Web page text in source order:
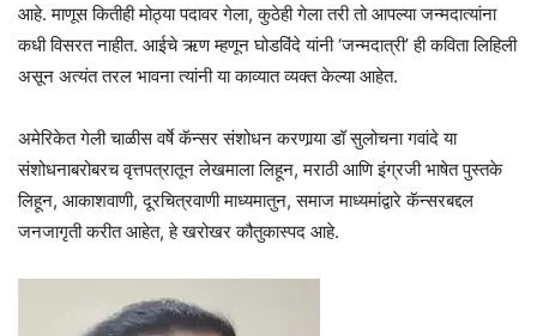
आहे. माणूस कितीही मोठ्या पदावर गेला, कुठेही गेला तरी तो आपल्या जन्मदात्यांना
कधी विसरत नाहीत. आईचे ऋण म्हणून घोडविंदे यांनी ‘जन्मदात्री’ ही कविता लिहिली
असून अत्यंत तरल भावना त्यांनी या काव्यात व्यक्त केल्या आहेत.
अमेरिकेत गेली चाळीस वर्षे कॅन्सर संशोधन करणार्‍या डॉ सुलोचना गवांदे या
संशोधनाबरोबरच वृत्तपत्रातून लेखमाला लिहून, मराठी आणि इंग्रजी भाषेत पुस्तके
लिहून, आकाशवाणी, दूरचित्रवाणी माध्यमातुन, समाज माध्यमांद्वारे कॅन्सरबद्दल
जनजागृती करीत आहेत, हे खरोखर कौतुकास्पद आहे.